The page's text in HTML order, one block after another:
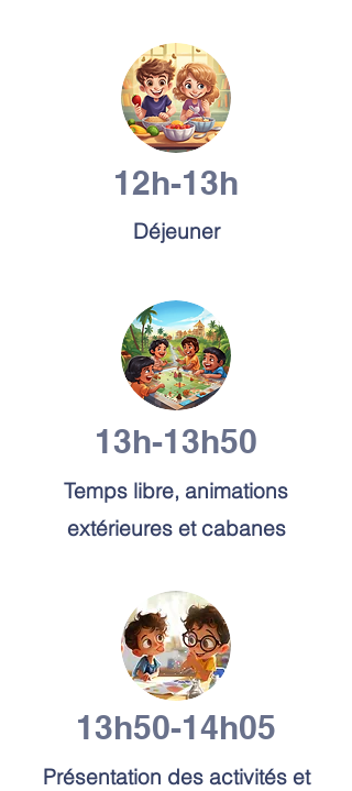
12h-13h
Déjeuner
13h-13h50
Temps libre, animations
extérieures et cabanes
13h50-14h05
Présentation des activités et